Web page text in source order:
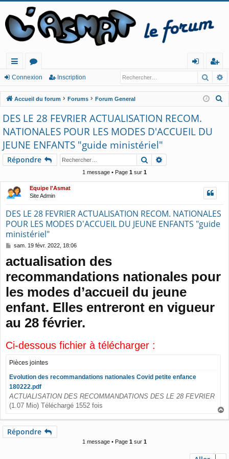
ac
co
ur
cis
or
u
m
s
n
ne
xi
ns
cri
pt
Connexion Inscription
Accueil du forum Forums Forum General
DES LE 28 FEVRIER ACTUALISATION RECOM.
NATIONALES POUR LES MODES D'ACCUEIL DU
JEUNE ENFANTS "guide ministériel"
Répondre Rechercher
1 message • Page 1 sur 1
Equipe l'Asmat
Site Admin
DES LE 28 FEVRIER ACTUALISATION RECOM. NATIONALES
POUR LES MODES D'ACCUEIL DU JEUNE ENFANTS "guide
ministériel"
M
s
s
a
g
e
sam. 19 févr. 2022, 18:06
actualisation des
recommandations nationales pour
les modes d’accueil du jeune
enfant. Elles entreront en vigueur
au 28 février.
Ci-dessous fichier à télécharger :
Pièces jointes
Evolution des recommandations nationales Covid petite enfance
180222.pdf
ACTUALISATION DES RECOMMANDATIONS DES LE 28 FEVRIER
(1.07 Mio) Téléchargé 1552 fois
a
Répondre
1 message • Page 1 sur 1